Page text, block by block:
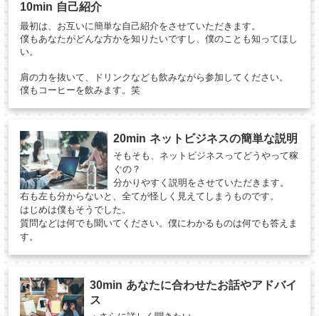
10min 自己紹介
最初は、お互いに簡単な自己紹介をさせていただきます。
僕もあなたがどんな方かを知りたいですし、僕のことも知ってほし
い。
肩の力を抜いて、ドリンクなども飲みながら参加してください。
僕もコーヒーを飲みます。笑
20min ネットビジネスの簡単な説明
そもそも、ネットビジネスってどうやって稼
ぐの？
分かりやすく説明をさせていただきます。
右も左も分からないと、全てが怪しく見えてしまうものです。
はじめは僕もそうでした。
質問などは何でも聞いてください。僕にわかるものは何でも答えま
す。
30min あなたに合わせたお話やアドバイ
ス